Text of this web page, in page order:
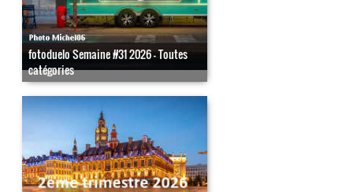
fotoduelo Semaine #31 2026 - Toutes
catégories